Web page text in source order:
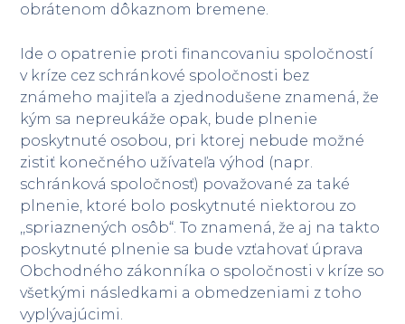
obrátenom dôkaznom bremene.
Ide o opatrenie proti financovaniu spoločností
v kríze cez schránkové spoločnosti bez
známeho majiteľa a zjednodušene znamená, že
kým sa nepreukáže opak, bude plnenie
poskytnuté osobou, pri ktorej nebude možné
zistiť konečného užívateľa výhod (napr.
schránková spoločnosť) považované za také
plnenie, ktoré bolo poskytnuté niektorou zo
,,spriaznených osôb“. To znamená, že aj na takto
poskytnuté plnenie sa bude vzťahovať úprava
Obchodného zákonníka o spoločnosti v kríze so
všetkými následkami a obmedzeniami z toho
vyplývajúcimi.